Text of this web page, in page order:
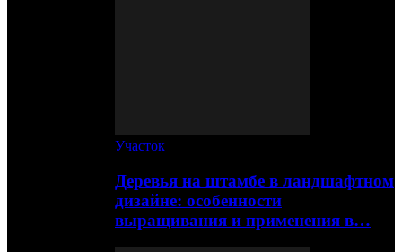
Участок
Деревья на штамбе в ландшафтном
дизайне: особенности
выращивания и применения в…